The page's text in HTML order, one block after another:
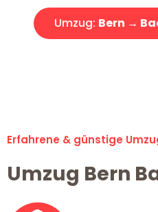
Umzug: Bern →
Erfahrene & günstige
Umzug Bern